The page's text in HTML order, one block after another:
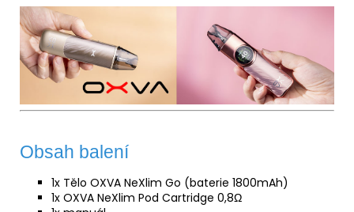
Obsah balení
1x Tělo OXVA NeXlim Go (baterie 1800mAh)
1x OXVA NeXlim Pod Cartridge 0,8Ω